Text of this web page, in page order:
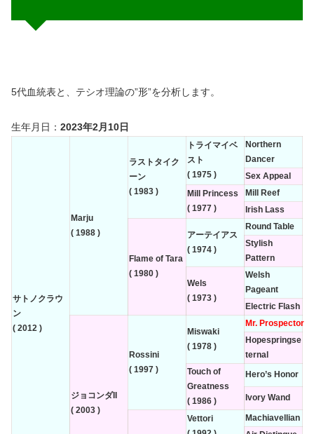
5代血統表と、テシオ理論の”形”を分析します。
生年月日： 2023年2月10日
サトノクラウ
ン
( 2012 )
Marju
( 1988 )
ラストタイク
ーン
( 1983 )
トライマイベ
スト
( 1975 )
Northern
Dancer
Sex Appeal
Mill Princess
( 1977 )
Mill Reef
Irish Lass
Flame of Tara
( 1980 )
アーテイアス
( 1974 )
Round Table
Stylish
Pattern
Wels
( 1973 )
Welsh
Pageant
Electric Flash
ジョコンダII
( 2003 )
Rossini
( 1997 )
Miswaki
( 1978 )
Mr. Prospector
Hopespringse
ternal
Touch of
Greatness
( 1986 )
Hero’s Honor
Ivory Wand
Vettori
Machiavellian